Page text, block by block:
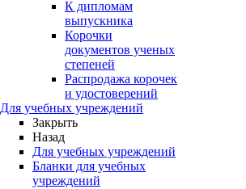
К дипломам
выпускника
Корочки
документов ученых
степеней
Распродажа корочек
и удостоверений
Для учебных учреждений
Закрыть
Назад
Для учебных учреждений
Бланки для учебных
учреждений